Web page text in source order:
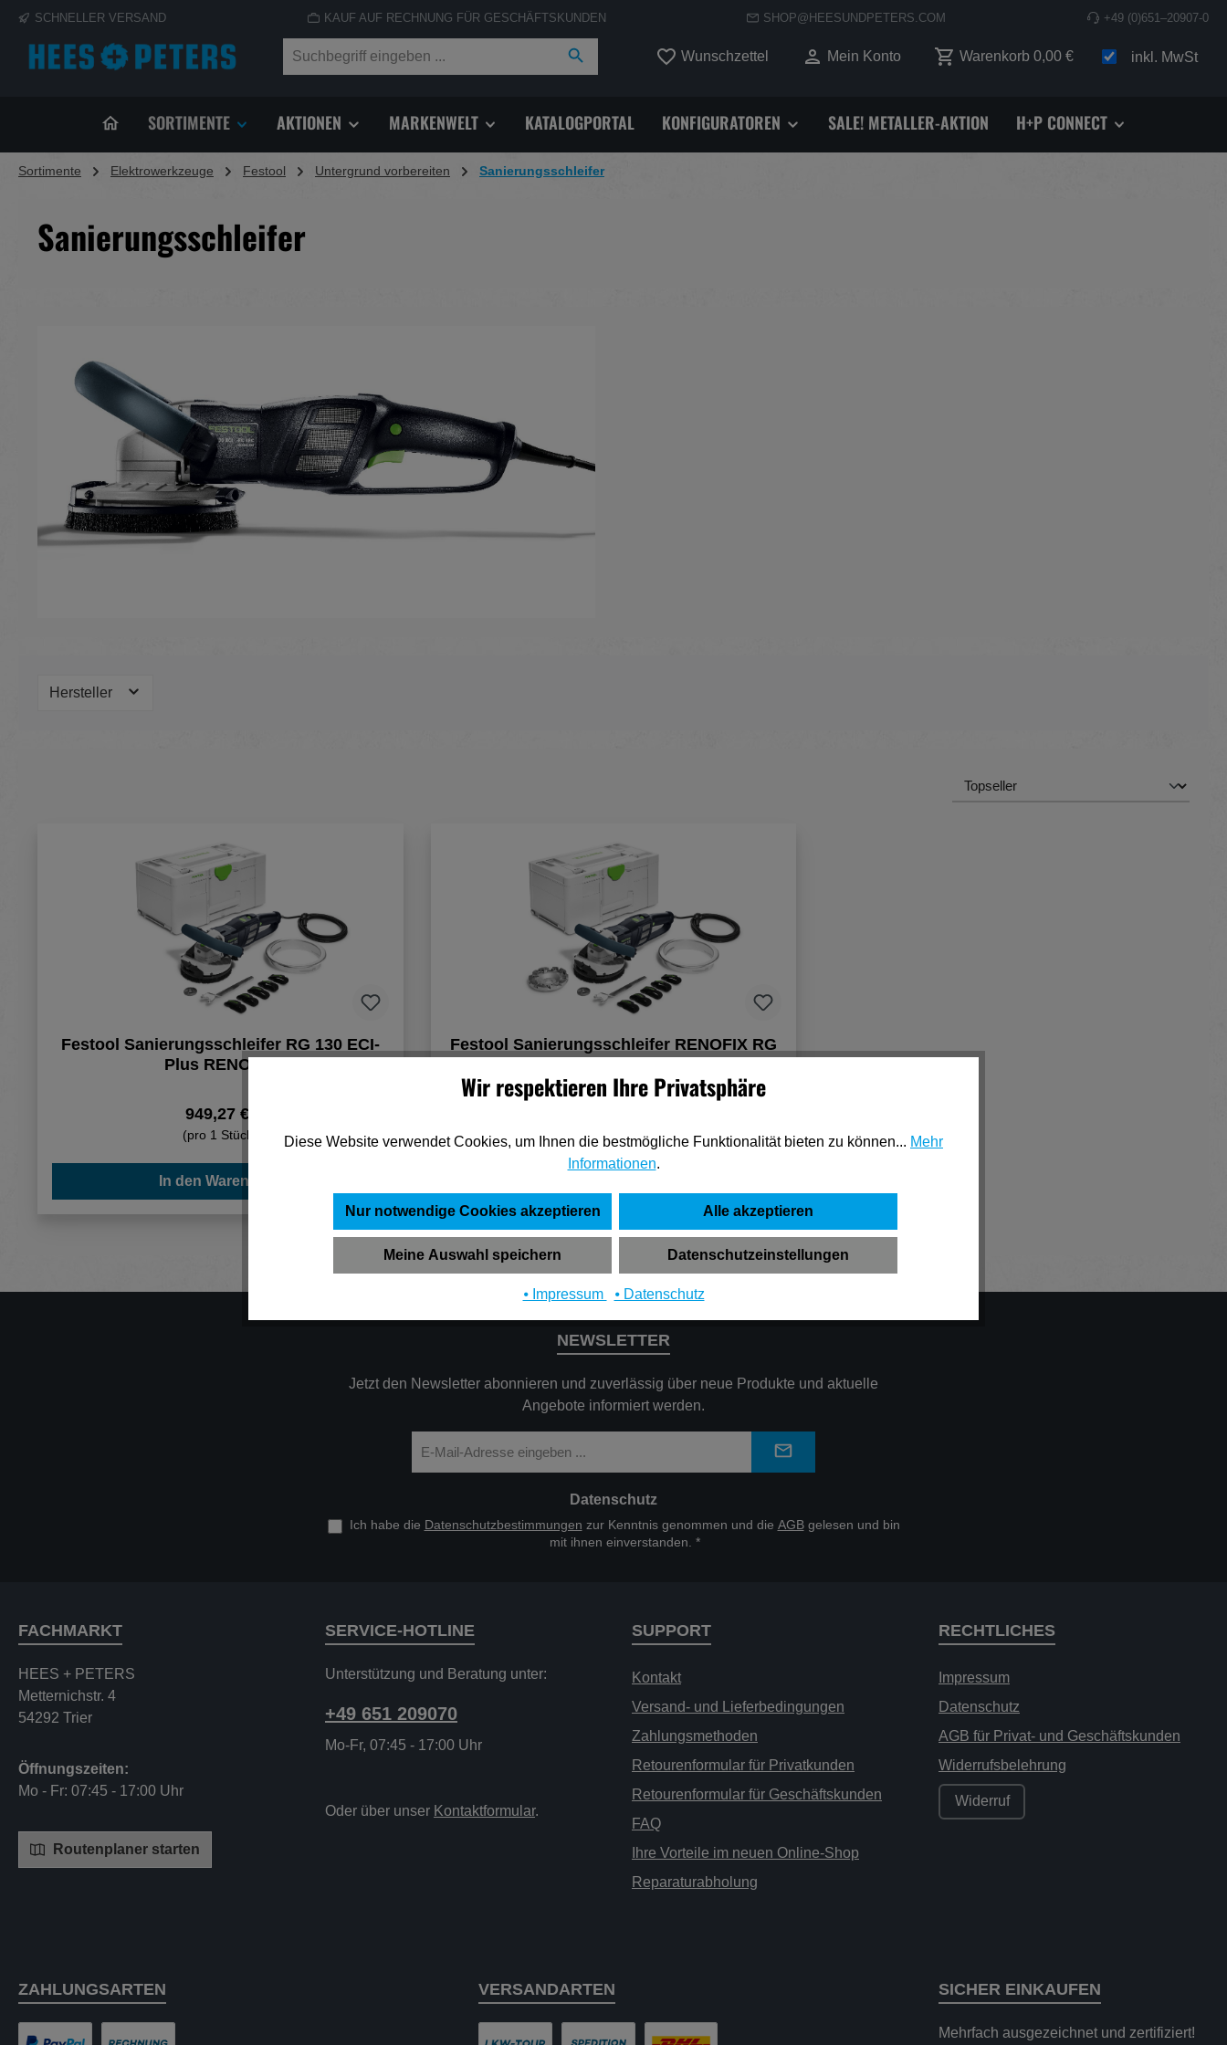
Zur Hauptnavigation springen
SCHNELLER VERSAND KAUF AUF RECHNUNG FÜR GESCHÄFTSKUNDEN SHOP@HEESUNDPETERS.COM +49 (0)651–20907-0
Wunschzettel Du hast 0 Produkte auf dem Merkzettel
Mein Konto Warenkorb 0,00 € inkl. MwSt
SORTIMENTE AKTIONEN MARKENWELT KATALOGPORTAL KONFIGURATOREN SALE! METALLER-AKTION H+P CONNECT
Sortimente Elektrowerkzeuge Festool Untergrund vorbereiten Sanierungsschleifer
Sanierungsschleifer
Hersteller
Festool Sanierungsschleifer RG 130 ECI-
Plus RENOFIX
949,27 €*
(pro 1 Stück)
In den Warenkorb
Festool Sanierungsschleifer RENOFIX RG
(pro 1 Stück)
NEWSLETTER
Jetzt den Newsletter abonnieren und zuverlässig über neue Produkte und aktuelle
Angebote informiert werden.
Mail-
Adresse
Datenschutz
Ich habe die Datenschutzbestimmungen zur Kenntnis genommen und die AGBgelesen und bin
mit ihnen einverstanden. *
SERVICE-HOTLINE
Unterstützung und Beratung unter:
+49 651 209070
Mo-Fr, 07:45 - 17:00 Uhr
Oder über unser Kontaktformular.
SUPPORT
Kontakt
Versand- und Lieferbedingungen
Zahlungsmethoden
Retourenformular für Privatkunden
Retourenformular für Geschäftskunden
FAQ
Ihre Vorteile im neuen Online-Shop
Reparaturabholung
RECHTLICHES
Impressum
Datenschutz
AGB für Privat- und Geschäftskunden
Widerrufsbelehrung
Widerruf
ZAHLUNGSARTEN VERSANDARTEN
FACHMARKT
HEES + PETERS
Metternichstr. 4
54292 Trier
Öffnungszeiten:
Mo - Fr: 07:45 - 17:00 Uhr
Routenplaner starten
SICHER EINKAUFEN
Mehrfach ausgezeichnet und zertifiziert!
Wir respektieren Ihre Privatsphäre
Diese Website verwendet Cookies, um Ihnen die bestmögliche Funktionalität bieten zu können... Mehr
Informationen.
Nur notwendige Cookies akzeptieren Alle akzeptieren
Meine Auswahl speichern Datenschutzeinstellungen
⦁ Impressum ⦁ Datenschutz